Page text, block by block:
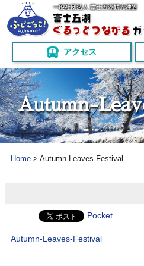
アクセス
Autumn-Leav
Home > Autumn-Leaves-Festival
Pocket
Autumn-Leaves-Festival